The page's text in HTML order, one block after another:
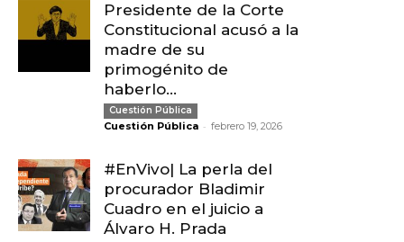
Presidente de la Corte
Constitucional acusó a la
madre de su
primogénito de
haberlo...
Cuestión Pública
Cuestión Pública - febrero 19, 2026
#EnVivo| La perla del
procurador Bladimir
Cuadro en el juicio a
Álvaro H. Prada